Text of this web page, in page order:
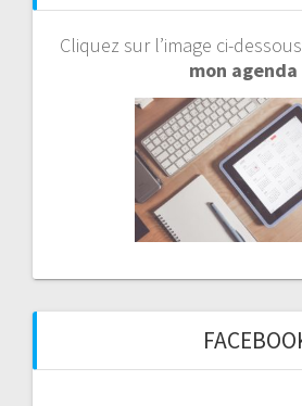
Cliquez sur l’image ci-
mon agenda